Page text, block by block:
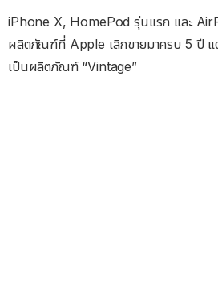
iPhone X, HomePod รุ่นแรก และ
ผลิตภัณฑ์ที่ Apple เลิกขายมาครบ 5 ปี แ
เป็นผลิตภัณฑ์ “Vintage”